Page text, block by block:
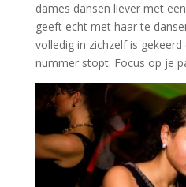
dames dansen liever met
geeft echt met haar te
volledig in zichzelf is
nummer stopt. Focus op je